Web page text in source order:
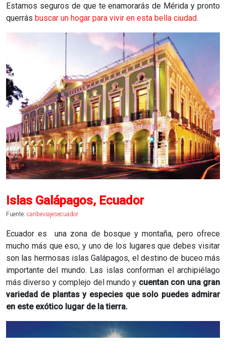
Estamos seguros de que te enamorarás de Mérida y pronto
querrás buscar un hogar para vivir en esta bella ciudad.
Islas Galápagos, Ecuador
Fuente: caribeviajesecuador
Ecuador es una zona de bosque y montaña, pero ofrece
mucho más que eso, y uno de los lugares que debes visitar
son las hermosas islas Galápagos, el destino de buceo más
importante del mundo. Las islas conforman el archipiélago
más diverso y complejo del mundo y cuentan con una gran
variedad de plantas y especies que solo puedes admirar
en este exótico lugar de la tierra.